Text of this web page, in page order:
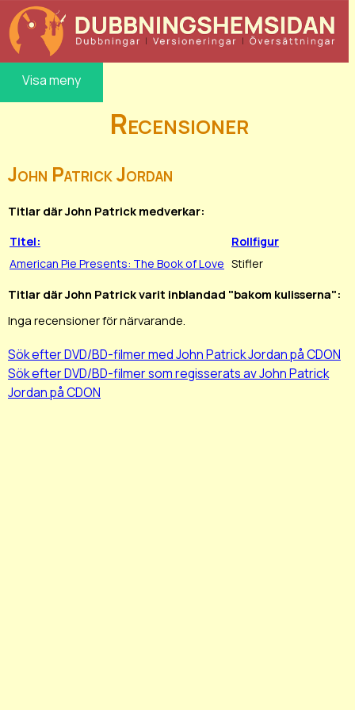
Visa meny
Recensioner
John Patrick Jordan
Titlar där John Patrick medverkar:
Titel:
Rollfigur
American Pie Presents: The Book of Love Stifler
Titlar där John Patrick varit inblandad "bakom kulisserna":
Inga recensioner för närvarande.
Sök efter DVD/BD-filmer med John Patrick Jordan på CDON
Sök efter DVD/BD-filmer som regisserats av John Patrick
Jordan på CDON